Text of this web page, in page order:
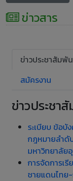
ข่าวสาร
ข่าวประชาสัมพั
สมัครงาน
ข่าวประชา
ระเบียบ ข้อบั
กฎหมายลำ
มหาวิทยาลัย
การจัดการเ
ชายแดนไทย